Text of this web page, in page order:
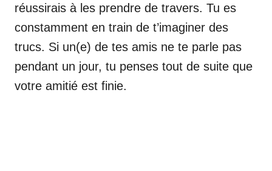
réussirais à les prendre de travers. Tu es
constamment en train de t’imaginer des
trucs. Si un(e) de tes amis ne te parle pas
pendant un jour, tu penses tout de suite que
votre amitié est finie.